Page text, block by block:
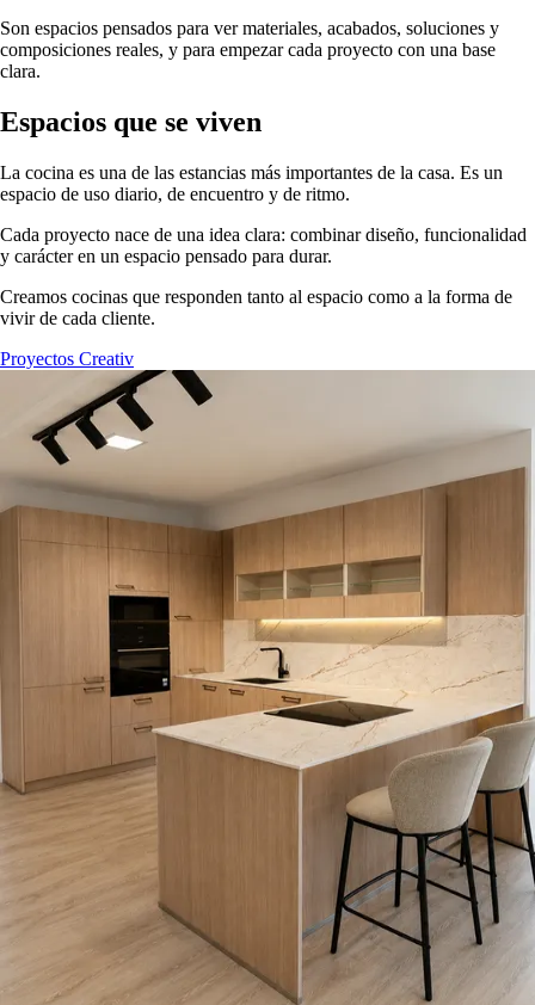
Son espacios pensados para ver materiales, acabados, soluciones y
composiciones reales, y para empezar cada proyecto con una base
clara.
Espacios que se viven
La cocina es una de las estancias más importantes de la casa. Es un
espacio de uso diario, de encuentro y de ritmo.
Cada proyecto nace de una idea clara: combinar diseño, funcionalidad
y carácter en un espacio pensado para durar.
Creamos cocinas que responden tanto al espacio como a la forma de
vivir de cada cliente.
Proyectos Creativ